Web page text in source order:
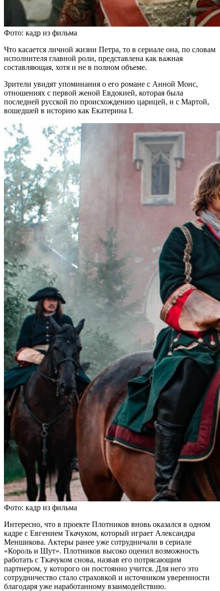
Фото: кадр из фильма
Что касается личной жизни Петра, то в сериале она, по словам
исполнителя главной роли, представлена как важная
составляющая, хотя и не в полном объеме.
Зрители увидят упоминания о его романе с Анной Монс,
отношениях с первой женой Евдокией, которая была
последней русской по происхождению царицей, и с Мартой,
вошедшей в историю как Екатерина I.
Фото: кадр из фильма
Интересно, что в проекте Плотников вновь оказался в одном
кадре с Евгением Ткачуком, который играет Александра
Меншикова. Актеры ранее уже сотрудничали в сериале
«Король и Шут». Плотников высоко оценил возможность
работать с Ткачуком снова, назвав его потрясающим
партнером, у которого он постоянно учится. Для него это
сотрудничество стало страховкой и источником уверенности
благодаря уже наработанному взаимодействию.